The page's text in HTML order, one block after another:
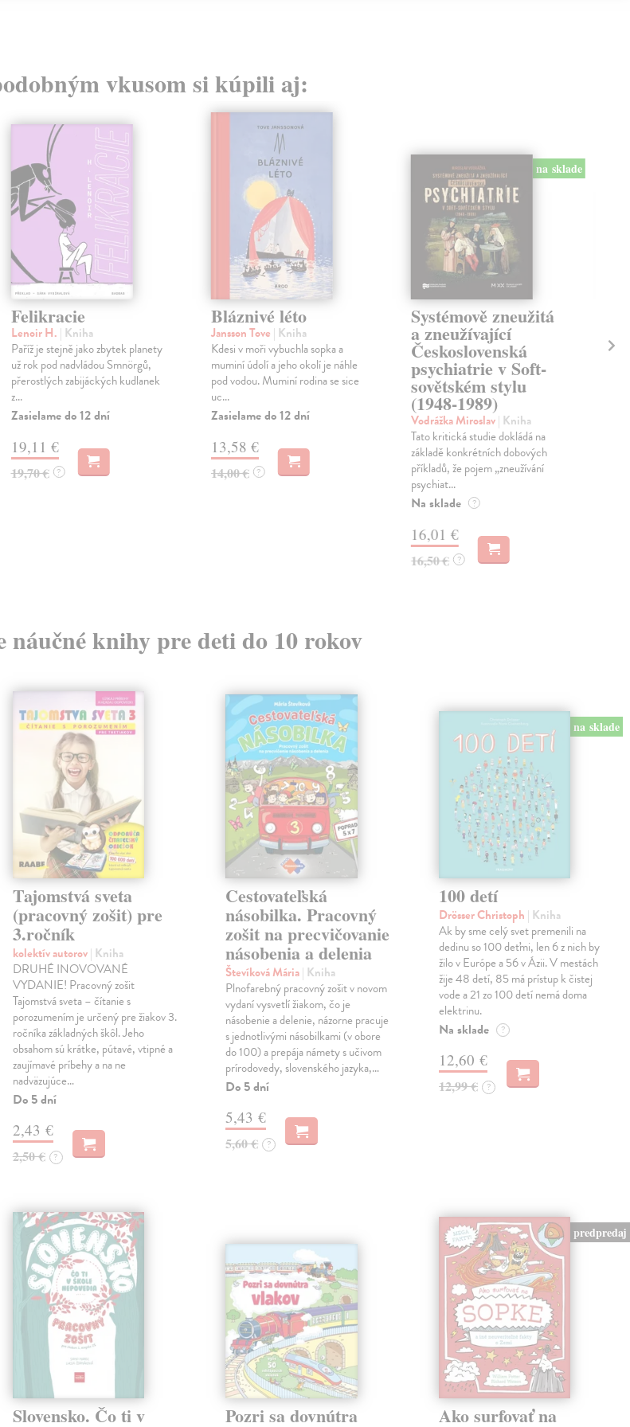
vkusom si kúpili aj:
Felikracie
Lenoir H. | Kniha
Paříž je stejně jako zbytek planety
už rok pod nadvládou Smnörgů,
přerostlých zabijáckých kudlanek
z...
Zasielame do 12 dní
19,11 €
19,70 € ?
Bláznivé léto
Jansson Tove | Kniha
Kdesi v moři vybuchla sopka a
muminí údolí a jeho okolí je náhle
pod vodou. Muminí rodina se sice
uc...
Zasielame do 12 dní
13,58 €
14,00 € ?
na sklade
Systémově zneužitá
a zneužívající
Československá
psychiatrie v Soft-
sovětském stylu
(1948-1989)
Vodrážka Miroslav| Kniha
Tato kritická studie dokládá na
základě konkrétních dobových
příkladů, že pojem „zneužívání
psychiat...
Na sklade ?
16,01 €
16,50 € ?
náučné knihy pre deti do 10 rokov
Tajomstvá sveta
(pracovný zošit) pre
3.ročník
kolektív autorov| Kniha
DRUHÉ INOVOVANÉ
VYDANIE! Pracovný zošit
Tajomstvá sveta – čítanie s
porozumením je určený pre žiakov 3.
ročníka základných škôl. Jeho
obsahom sú krátke, pútavé, vtipné a
zaujímavé príbehy a na ne
nadväzujúce…
Do 5 dní
2,43 €
2,50 € ?
Cestovateľská
násobilka. Pracovný
zošit na precvičovanie
násobenia a delenia
Števíková Mária| Kniha
Plnofarebný pracovný zošit v novom
vydaní vysvetlí žiakom, čo je
násobenie a delenie, názorne pracuje
s jednotlivými násobilkami (v obore
do 100) a prepája námety s učivom
prírodovedy, slovenského jazyka,…
Do 5 dní
5,43 €
5,60 € ?
na sklade
100 detí
Drösser Christoph | Kniha
Ak by sme celý svet premenili na
dedinu so 100 deťmi, len 6 z nich by
žilo v Európe a 56 v Ázii. V mestách
žije 48 detí, 85 má prístup k čistej
vode a 21 zo 100 detí nemá doma
elektrinu.
Na sklade ?
12,60 €
12,99 € ?
Slovensko. Čo ti v Pozri sa dovnútra
predpredaj
Ako surfovať na